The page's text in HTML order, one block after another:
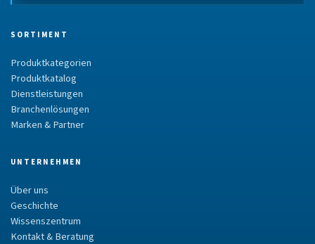
SORTIMENT
Produktkategorien
Produktkatalog
Dienstleistungen
Branchenlösungen
Marken & Partner
UNTERNEHMEN
Über uns
Geschichte
Wissenszentrum
Kontakt & Beratung